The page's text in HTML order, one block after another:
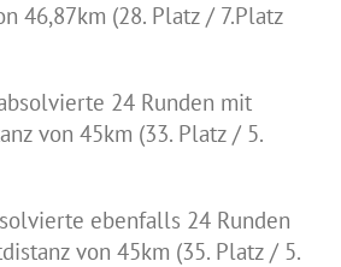
46,87km (28. Platz / 7.Platz
24 Runden mit
von 45km (33. Platz / 5.
ebenfalls 24 Runden
von 45km (35. Platz / 5.